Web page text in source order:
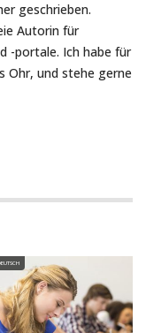
geschrieben.
Autorin für
-portale. Ich habe für
Ohr, und stehe gerne